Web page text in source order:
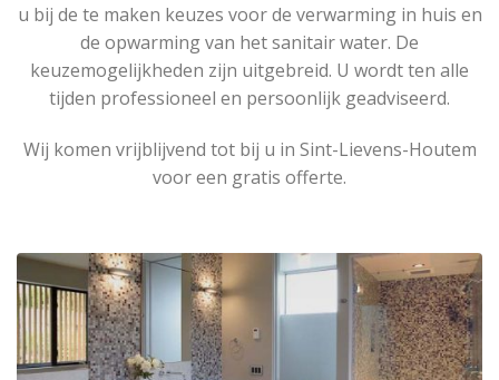
u bij de te maken keuzes voor de verwarming in huis en
de opwarming van het sanitair water. De
keuzemogelijkheden zijn uitgebreid. U wordt ten alle
tijden professioneel en persoonlijk geadviseerd.
Wij komen vrijblijvend tot bij u in Sint-Lievens-Houtem
voor een gratis offerte.